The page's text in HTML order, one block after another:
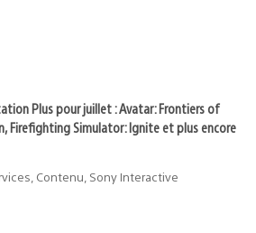
Plus pour juillet : Avatar: Frontiers of
Firefighting Simulator: Ignite et plus encore
Contenu, Sony Interactive